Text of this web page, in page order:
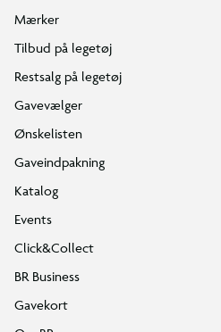
Mærker
Tilbud på legetøj
Restsalg på legetøj
Gavevælger
Ønskelisten
Gaveindpakning
Katalog
Events
Click&Collect
BR Business
Gavekort